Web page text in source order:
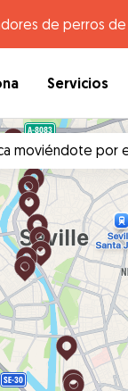
de perros
Servicios
moviéndote por